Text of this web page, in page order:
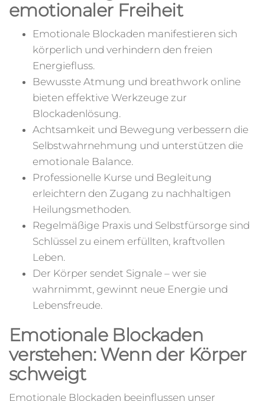
emotionaler Freiheit
Emotionale Blockaden manifestieren sich
körperlich und verhindern den freien
Energiefluss.
Bewusste Atmung und breathwork online
bieten effektive Werkzeuge zur
Blockadenlösung.
Achtsamkeit und Bewegung verbessern die
Selbstwahrnehmung und unterstützen die
emotionale Balance.
Professionelle Kurse und Begleitung
erleichtern den Zugang zu nachhaltigen
Heilungsmethoden.
Regelmäßige Praxis und Selbstfürsorge sind
Schlüssel zu einem erfüllten, kraftvollen
Leben.
Der Körper sendet Signale – wer sie
wahrnimmt, gewinnt neue Energie und
Lebensfreude.
Emotionale Blockaden
verstehen: Wenn der Körper
schweigt
Emotionale Blockaden beeinflussen unser